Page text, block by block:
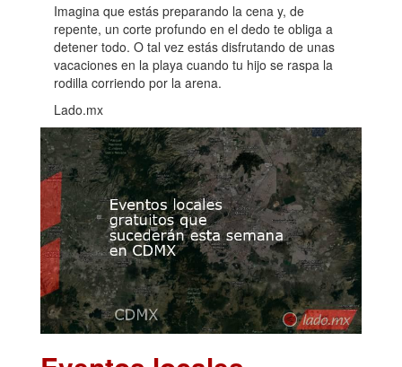
Imagina que estás preparando la cena y, de
repente, un corte profundo en el dedo te obliga a
detener todo. O tal vez estás disfrutando de unas
vacaciones en la playa cuando tu hijo se raspa la
rodilla corriendo por la arena.
Lado.mx